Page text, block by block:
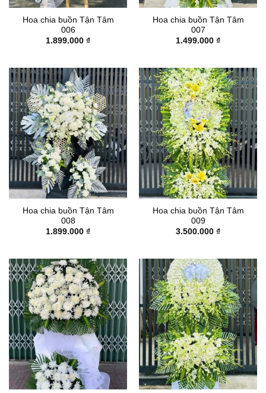
Hoa chia buồn Tận Tâm
006
1.899.000 ₫
Hoa chia buồn Tận Tâm
007
1.499.000 ₫
Hoa chia buồn Tận Tâm
008
1.899.000 ₫
Hoa chia buồn Tận Tâm
009
3.500.000 ₫